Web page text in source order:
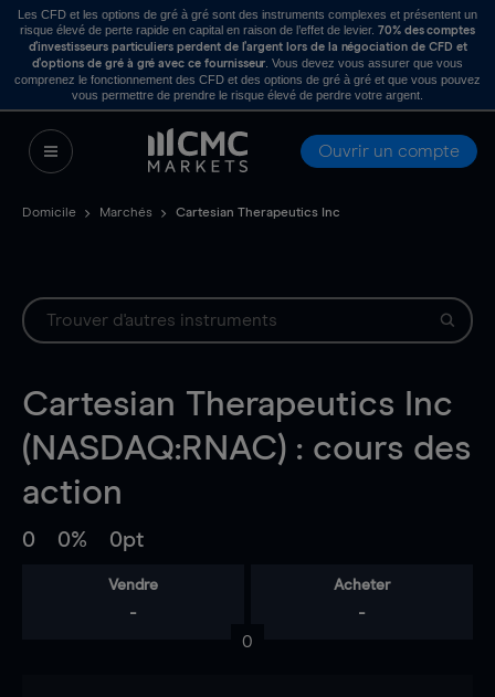
Les CFD et les options de gré à gré sont des instruments complexes et présentent un
risque élevé de perte rapide en capital en raison de l’effet de levier. 70% des comptes
d’investisseurs particuliers perdent de l’argent lors de la négociation de CFD et
d’options de gré à gré avec ce fournisseur . Vous devez vous assurer que vous
comprenez le fonctionnement des CFD et des options de gré à gré et que vous pouvez
vous permettre de prendre le risque élevé de perdre votre argent.
Ouvrir un compte
Domicile Marchés Cartesian Therapeutics Inc
Cartesian Therapeutics Inc
(NASDAQ:RNAC) : cours des
action
0 0% 0pt
Vendre
-
Acheter
-
0